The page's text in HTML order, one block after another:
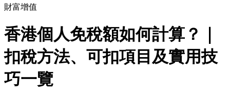
財富增值
香港個人免稅額如何計算？｜
扣稅方法、可扣項目及實用技
巧一覽